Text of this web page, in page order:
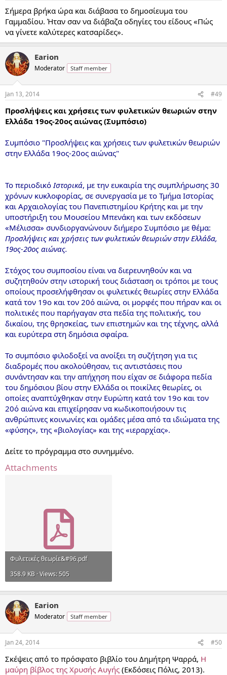
Σήμερα βρήκα ώρα και διάβασα το δημοσίευμα του
Γαμμαδίου. Ήταν σαν να διάβαζα οδηγίες του είδους «Πώς
να γίνετε καλύτερες κατσαρίδες».
Earion
Moderator Staff member
Jan 13, 2014 #49
Προσλήψεις και χρήσεις των φυλετικών θεωριών στην
Ελλάδα 19ος-20ος αιώνας (Συμπόσιο)
Συμπόσιο "Προσλήψεις και χρήσεις των φυλετικών θεωριών
στην Ελλάδα 19ος-20ος αιώνας"
Το περιοδικόΙστορικά, με την ευκαιρία της συμπλήρωσης 30
χρόνων κυκλοφορίας, σε συνεργασία με το Τμήμα Ιστορίας
και Αρχαιολογίας του Πανεπιστημίου Κρήτης και με την
υποστήριξη του Μουσείου Μπενάκη και των εκδόσεων
«Μέλισσα» συνδιοργανώνουν διήμερο Συμπόσιο με θέμα:
Προσλήψεις και χρήσεις των φυλετικών θεωριών στην Ελλάδα,
19ος-20ος αιώνας.
Στόχος του συμποσίου είναι να διερευνηθούν και να
συζητηθούν στην ιστορική τους διάσταση οι τρόποι με τους
οποίους προσελήφθησαν οι φυλετικές θεωρίες στην Ελλάδα
κατά τον 19ο και τον 20ό αιώνα, οι μορφές που πήραν και οι
πολιτικές που παρήγαγαν στα πεδία της πολιτικής, του
δικαίου, της θρησκείας, των επιστημών και της τέχνης, αλλά
και ευρύτερα στη δημόσια σφαίρα.
Το συμπόσιο φιλοδοξεί να ανοίξει τη συζήτηση για τις
διαδρομές που ακολούθησαν, τις αντιστάσεις που
συνάντησαν και την απήχηση που είχαν σε διάφορα πεδία
του δημόσιου βίου στην Ελλάδα οι ποικίλες θεωρίες, οι
οποίες αναπτύχθηκαν στην Ευρώπη κατά τον 19ο και τον
20ό αιώνα και επιχείρησαν να κωδικοποιήσουν τις
ανθρώπινες κοινωνίες και ομάδες μέσα από τα ιδιώματα της
«φύσης», της «βιολογίας» και της «ιεραρχίας».
Δείτε το πρόγραμμα στο συνημμένο.
Attachments
Φυλετικές θεωρίε&#96.pdf
358.9 KB · Views: 505
Earion
Moderator Staff member
Jan 24, 2014 #50
Σκέψεις από το πρόσφατο βιβλίο του Δημήτρη Ψαρρά, Η
μαύρη βίβλος της Χρυσής Αυγής (Εκδόσεις Πόλις, 2013).